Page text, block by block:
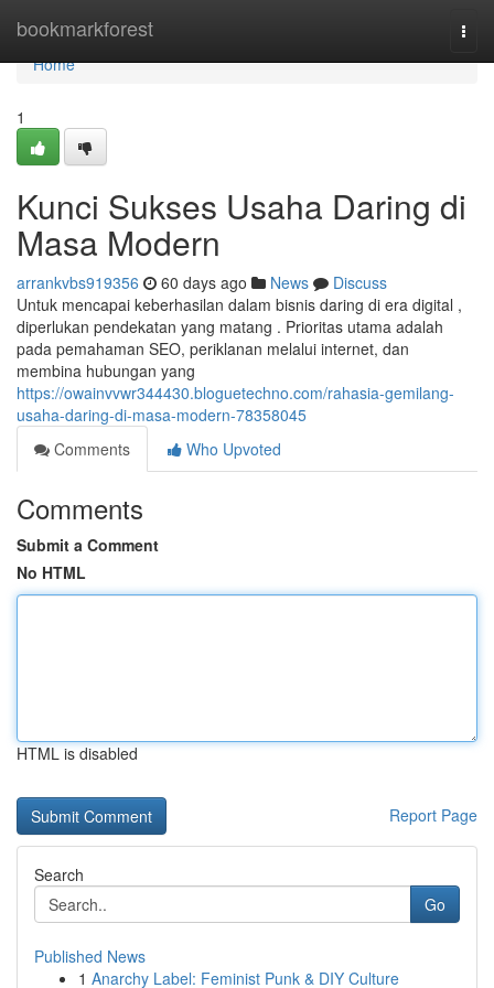
bookmarkforest
Home
Home
1
Kunci Sukses Usaha Daring di
Masa Modern
arrankvbs919356 60 days ago News
Discuss
Untuk mencapai keberhasilan dalam bisnis daring di era digital ,
diperlukan pendekatan yang matang . Prioritas utama adalah
pada pemahaman SEO, periklanan melalui internet, dan
membina hubungan yang
https://owainvvwr344430.bloguetechno.com/rahasia-gemilang-
usaha-daring-di-masa-modern-78358045
Comments
Who Upvoted
Comments
Submit a Comment
No HTML
HTML is disabled
Report Page
Search
Go
Published News
1 Anarchy Label: Feminist Punk & DIY Culture